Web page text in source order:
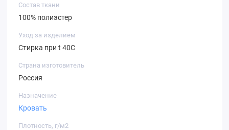
Состав ткани
100% полиэстер
Уход за изделием
Стирка при t 40С
Страна изготовитель
Россия
Назначение
Кровать
Плотность, г/м2